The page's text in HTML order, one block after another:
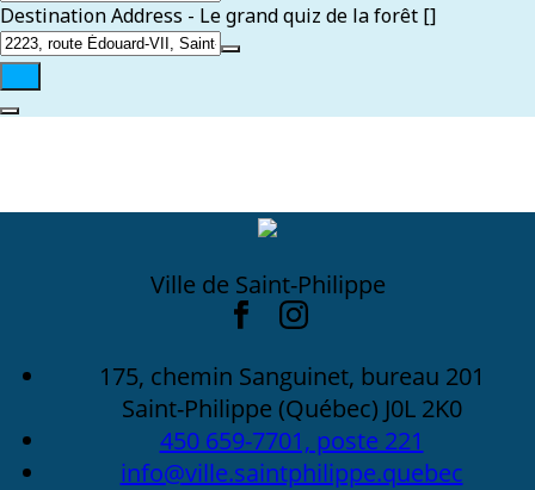
Destination Address - Le grand quiz de la forêt []
Ville de Saint-Philippe
175, chemin Sanguinet, bureau 201
Saint-Philippe (Québec) J0L 2K0
450 659-7701, poste 221
info@ville.saintphilippe.quebec